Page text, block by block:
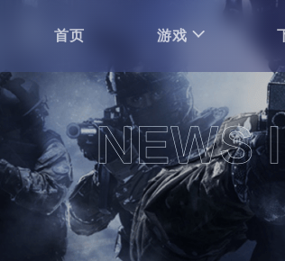
首页 游戏